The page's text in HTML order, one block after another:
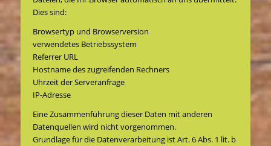
Dies sind:
Browsertyp und Browserversion
verwendetes Betriebssystem
Referrer URL
Hostname des zugreifenden Rechners
Uhrzeit der Serveranfrage
IP-Adresse
Eine Zusammenführung dieser Daten mit anderen
Datenquellen wird nicht vorgenommen.
Grundlage für die Datenverarbeitung ist Art. 6 Abs. 1 lit. b